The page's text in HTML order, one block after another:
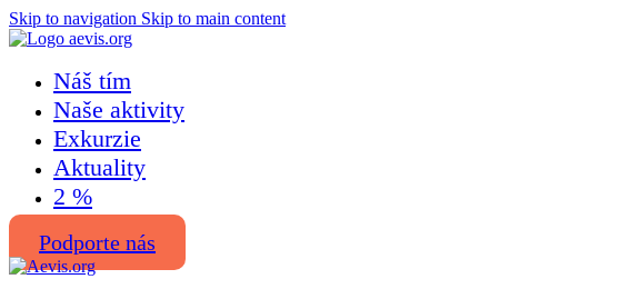
Skip to navigation Skip to main content
Náš tím
Naše aktivity
Exkurzie
Aktuality
2 %
Podporte nás